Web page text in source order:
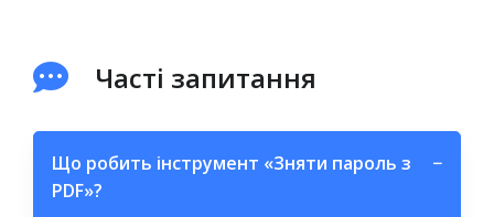
Часті запитання
Що робить інструмент «Зняти пароль з
PDF»?
−